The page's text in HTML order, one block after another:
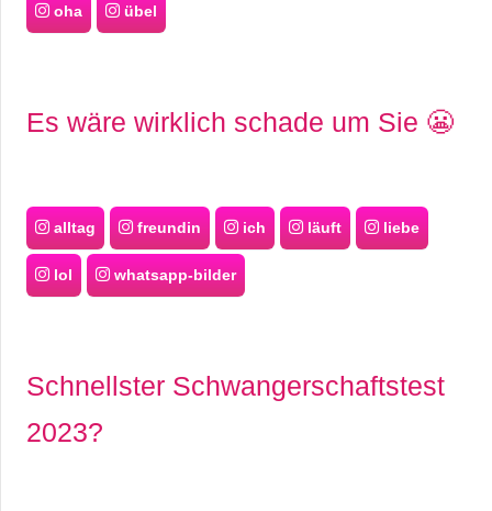
oha übel
Es wäre wirklich schade um Sie 😬
alltag freundin ich läuft liebe
lol whatsapp-bilder
Schnellster Schwangerschaftstest
2023?